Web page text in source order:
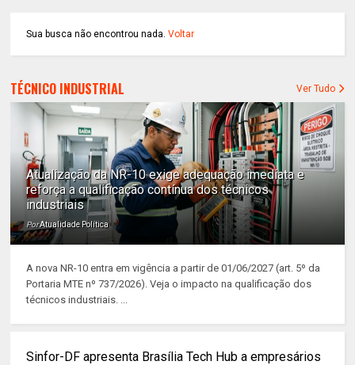
Sua busca não encontrou nada.Voltar
TÉCNICO INDUSTRIAL Ver Tudo
Atualização da NR-10 exige adequação imediata e
reforça a qualificação contínua dos técnicos
industriais
PorAtualidade Política
A nova NR-10 entra em vigência a partir de 01/06/2027 (art. 5º da
Portaria MTE nº 737/2026). Veja o impacto na qualificação dos
técnicos industriais. ...
Sinfor-DF apresenta Brasília Tech Hub a empresários